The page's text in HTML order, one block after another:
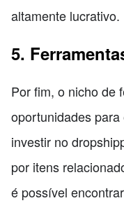
altamente lucrativo.
5.
Por fim, o nicho de
oportunidades
investir no
por itens
é possível